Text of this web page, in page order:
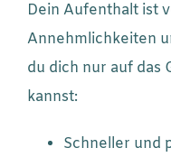
Dein Aufenthalt ist
Annehmlichkeiten
du dich nur auf das
kannst:
Schneller und